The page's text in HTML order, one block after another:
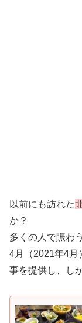
以前にも訪れた
か？
多くの人で賑わ
4月（2021年4月
事を提供し、し